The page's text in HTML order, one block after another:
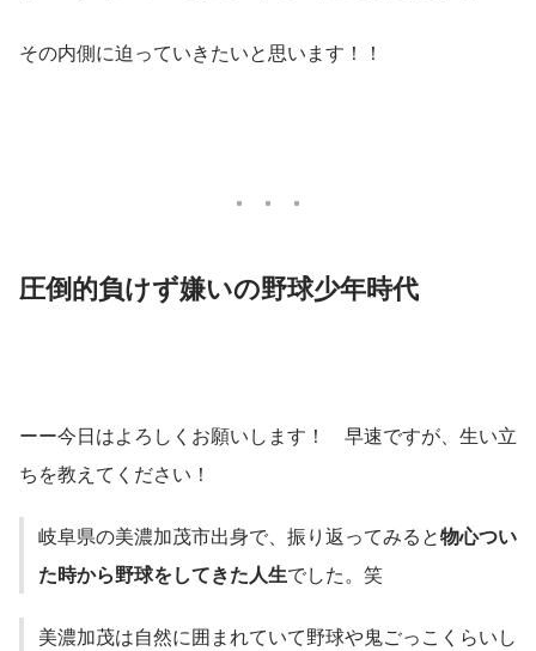
その内側に迫っていきたいと思います！！
圧倒的負けず嫌いの野球少年時代
ーー今日はよろしくお願いします！　早速ですが、生い立
ちを教えてください！
岐阜県の美濃加茂市出身で、振り返ってみると物心つい
た時から野球をしてきた人生でした。笑
美濃加茂は自然に囲まれていて野球や鬼ごっこくらいし